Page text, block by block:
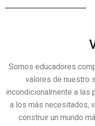
Somos educadores
valores de nuestro
incondicionalmente a las
a los más necesitados,
construir un mundo